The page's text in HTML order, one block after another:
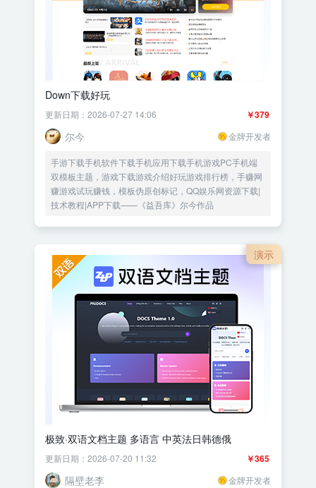
Down下载好玩
￥379
更新日期：2026-07-27 14:06
尔今 金牌开发者
手游下载手机软件下载手机应用下载手机游戏PC手机端
双模板主题，游戏下载游戏介绍好玩游戏排行榜，手赚网
赚游戏试玩赚钱，模板伪原创标记，QQ娱乐网资源下载|
技术教程|APP下载——《益吾库》尔今作品
演示
极致·双语文档主题 多语言 中英法日韩德俄
￥365
更新日期：2026-07-20 11:32
隔壁老李 金牌开发者